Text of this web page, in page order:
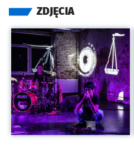
ZDJĘCIA
Kliknij, aby powiększyć